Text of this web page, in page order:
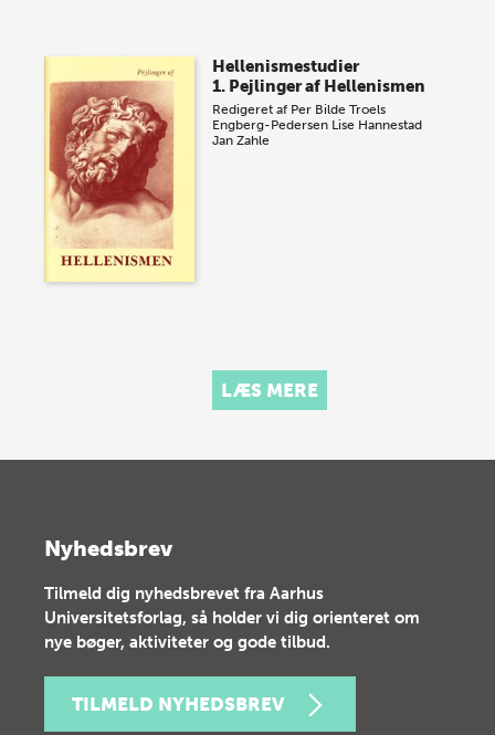
Hellenismestudier
1. Pejlinger af Hellenismen
Redigeret af Per Bilde Troels
Engberg-Pedersen Lise Hannestad
Jan Zahle
LÆS MERE
Nyhedsbrev
Tilmeld dig nyhedsbrevet fra Aarhus
Universitetsforlag, så holder vi dig orienteret om
nye bøger, aktiviteter og gode tilbud.
TILMELD NYHEDSBREV